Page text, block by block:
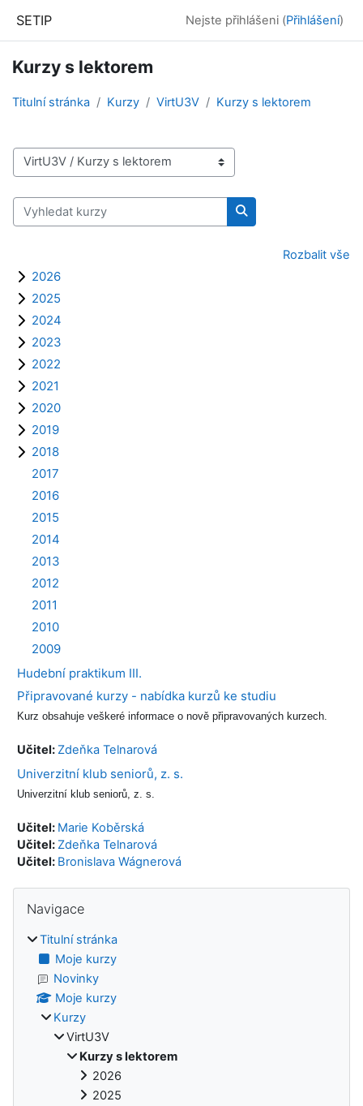
SETIP Nejste přihlášeni (Přihlášení)
Kurzy s lektorem
Titulní stránka Kurzy VirtU3V Kurzy s lektorem
Kategorie kurzů
Vyhledat kurzy
Vyhledat kurzy
Rozbalit vše
2026
2025
2024
2023
2022
2021
2020
2019
2018
2017
2016
2015
2014
2013
2012
2011
2010
2009
Hudební praktikum III.
Připravované kurzy - nabídka kurzů ke studiu
Kurz obsahuje veškeré informace o nově připravovaných kurzech.
Učitel: Zdeňka Telnarová
Univerzitní klub seniorů, z. s.
Univerzitní klub seniorů, z. s.
Učitel: Marie Koběrská
Učitel: Zdeňka Telnarová
Učitel: Bronislava Wágnerová
Bloky
Navigace
Titulní stránka
Moje kurzy
Novinky
Moje kurzy
Kurzy
VirtU3V
Kurzy s lektorem
2026
2025